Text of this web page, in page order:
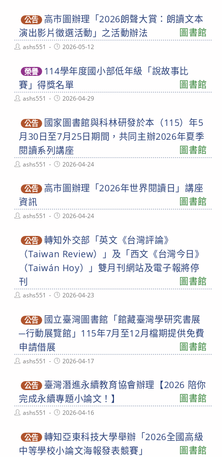
公告
高市圖辦理「2026朗聲大賞：朗讀文本
演出影片徵選活動」之活動辦法
圖書館
Postashs551
Post2026-05-12
榮譽
114學年度國小部低年級「說故事比
賽」得獎名單
圖書館
Postashs551
Post2026-04-29
公告
國家圖書館與科林研發於本（115）年5
月30日至7月25日期間，共同主辦2026年夏季
閱讀系列講座
圖書館
Postashs551
Post2026-04-24
公告
高市圖辦理「2026年世界閱讀日」講座
資訊
圖書館
Postashs551
Post2026-04-24
公告 轉知外交部「英文《台灣評論》
（Taiwan Review）」及「西文《台灣今日》
（Taiwán Hoy）」雙月刊網站及電子報將停
刊
圖書館
Postashs551
Post2026-04-23
公告
國立臺灣圖書館「館藏臺灣學研究書展
─行動展覽館」115年7月至12月檔期提供免費
申請借展
圖書館
Postashs551
Post2026-04-17
公告
臺灣潛進永續教育協會辦理【2026 陪你
完成永續專題小論文！】
圖書館
Postashs551
Post2026-04-16
公告 轉知亞東科技大學舉辦「2026全國高級
中等學校小論文海報發表競賽」
圖書館